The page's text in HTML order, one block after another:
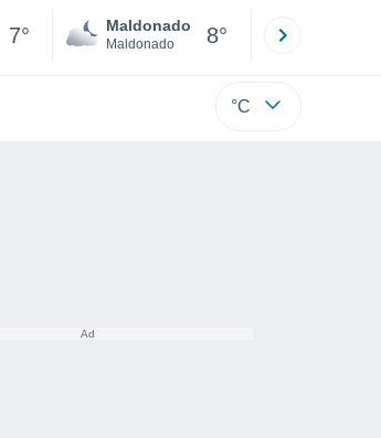
7° Maldonado
Maldonado 8°
°C